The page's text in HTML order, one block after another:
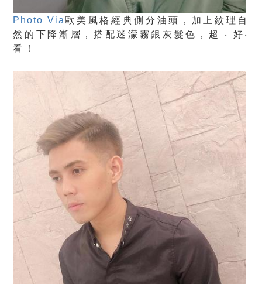
Photo Via歐美風格經典側分油頭，加上紋理自
然的下降漸層，搭配迷濛霧銀灰髮色，超 ‧ 好‧
看！